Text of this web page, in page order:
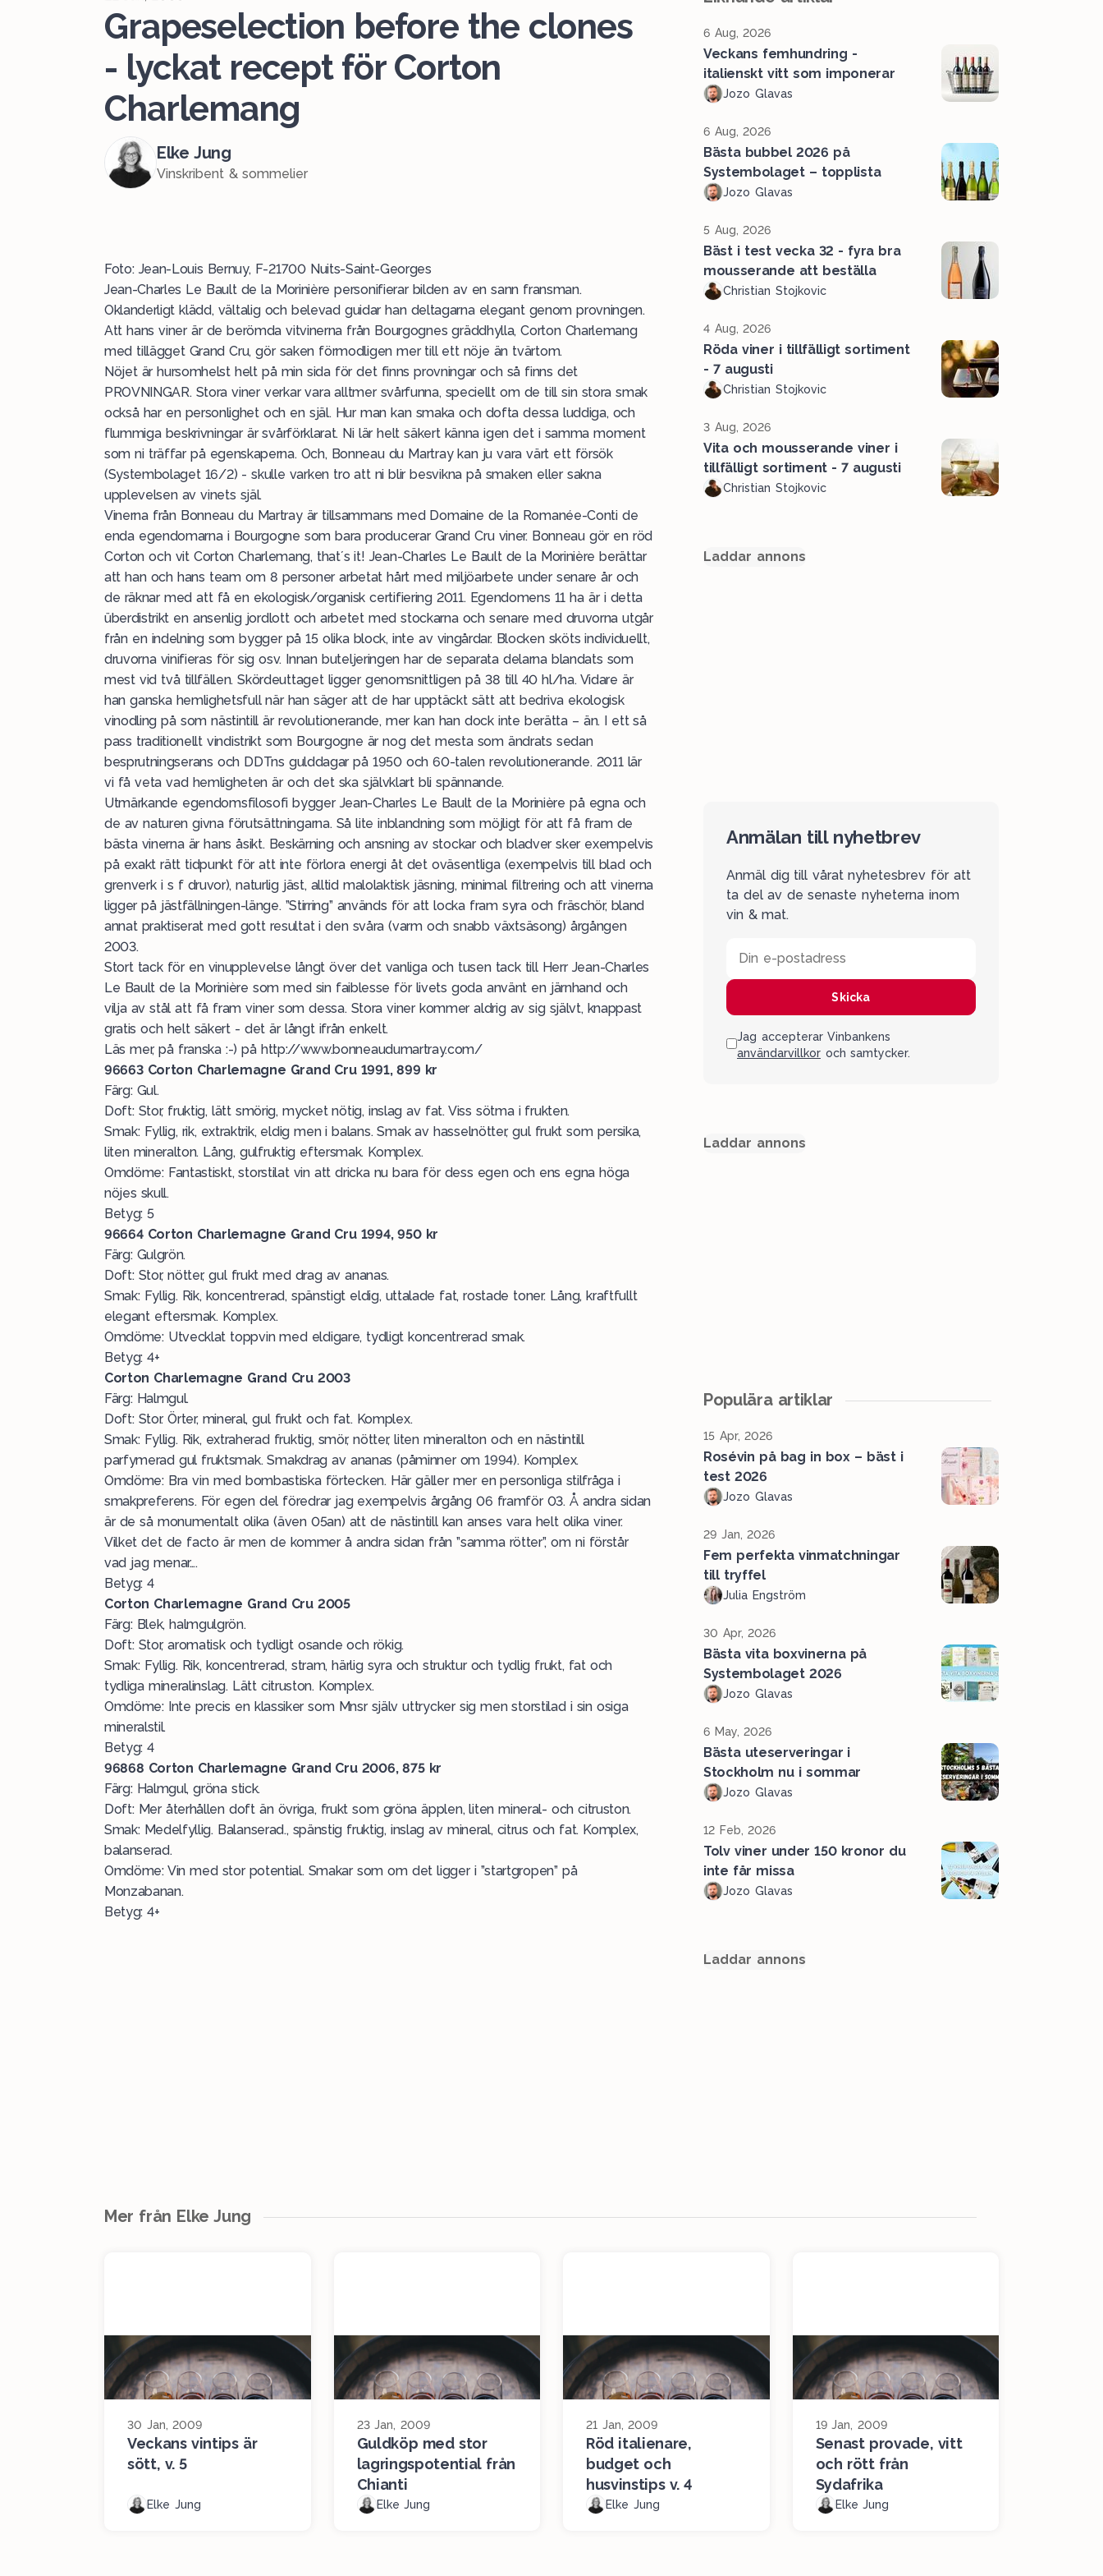
Grapeselection before the clones
- lyckat recept för Corton
Charlemang
Elke Jung
Vinskribent & sommelier
Foto: Jean-Louis Bernuy, F-21700 Nuits-Saint-Georges
Jean-Charles Le Bault de la Morinière personifierar bilden av en sann fransman.
Oklanderligt klädd, vältalig och belevad guidar han deltagarna elegant genom provningen.
Att hans viner är de berömda vitvinerna från Bourgognes gräddhylla, Corton Charlemang
med tillägget Grand Cru, gör saken förmodligen mer till ett nöje än tvärtom.
Nöjet är hursomhelst helt på min sida för det finns provningar och så finns det
PROVNINGAR. Stora viner verkar vara alltmer svårfunna, speciellt om de till sin stora smak
också har en personlighet och en själ. Hur man kan smaka och dofta dessa luddiga, och
flummiga beskrivningar är svårförklarat. Ni lär helt säkert känna igen det i samma moment
som ni träffar på egenskaperna. Och, Bonneau du Martray kan ju vara värt ett försök
(Systembolaget 16/2) - skulle varken tro att ni blir besvikna på smaken eller sakna
upplevelsen av vinets själ.
Vinerna från Bonneau du Martray är tillsammans med Domaine de la Romanée-Conti de
enda egendomarna i Bourgogne som bara producerar Grand Cru viner. Bonneau gör en röd
Corton och vit Corton Charlemang, that´s it! Jean-Charles Le Bault de la Morinière berättar
att han och hans team om 8 personer arbetat hårt med miljöarbete under senare år och
de räknar med att få en ekologisk/organisk certifiering 2011. Egendomens 11 ha är i detta
überdistrikt en ansenlig jordlott och arbetet med stockarna och senare med druvorna utgår
från en indelning som bygger på 15 olika block, inte av vingårdar. Blocken sköts individuellt,
druvorna vinifieras för sig osv. Innan buteljeringen har de separata delarna blandats som
mest vid två tillfällen. Skördeuttaget ligger genomsnittligen på 38 till 40 hl/ha. Vidare är
han ganska hemlighetsfull när han säger att de har upptäckt sätt att bedriva ekologisk
vinodling på som nästintill är revolutionerande, mer kan han dock inte berätta – än. I ett så
pass traditionellt vindistrikt som Bourgogne är nog det mesta som ändrats sedan
besprutningserans och DDTns gulddagar på 1950 och 60-talen revolutionerande. 2011 lär
vi få veta vad hemligheten är och det ska självklart bli spännande.
Utmärkande egendomsfilosofi bygger Jean-Charles Le Bault de la Morinière på egna och
de av naturen givna förutsättningarna. Så lite inblandning som möjligt för att få fram de
bästa vinerna är hans åsikt. Beskärning och ansning av stockar och bladver sker exempelvis
på exakt rätt tidpunkt för att inte förlora energi åt det oväsentliga (exempelvis till blad och
grenverk i s f druvor), naturlig jäst, alltid malolaktisk jäsning, minimal filtrering och att vinerna
ligger på jästfällningen-länge. ”Stirring” används för att locka fram syra och fräschör, bland
annat praktiserat med gott resultat i den svåra (varm och snabb växtsäsong) årgången
2003.
Stort tack för en vinupplevelse långt över det vanliga och tusen tack till Herr Jean-Charles
Le Bault de la Morinière som med sin faiblesse för livets goda använt en järnhand och
vilja av stål att få fram viner som dessa. Stora viner kommer aldrig av sig självt, knappast
gratis och helt säkert - det är långt ifrån enkelt.
Läs mer, på franska :-) på http://www.bonneaudumartray.com/
96663 Corton Charlemagne Grand Cru 1991, 899 kr
Färg: Gul.
Doft: Stor, fruktig, lätt smörig, mycket nötig, inslag av fat. Viss sötma i frukten.
Smak: Fyllig, rik, extraktrik, eldig men i balans. Smak av hasselnötter, gul frukt som persika,
liten mineralton. Lång, gulfruktig eftersmak. Komplex.
Omdöme: Fantastiskt, storstilat vin att dricka nu bara för dess egen och ens egna höga
nöjes skull.
Betyg: 5
96664 Corton Charlemagne Grand Cru 1994, 950 kr
Färg: Gulgrön.
Doft: Stor, nötter, gul frukt med drag av ananas.
Smak: Fyllig. Rik, koncentrerad, spänstigt eldig, uttalade fat, rostade toner. Lång, kraftfullt
elegant eftersmak. Komplex.
Omdöme: Utvecklat toppvin med eldigare, tydligt koncentrerad smak.
Betyg: 4+
Corton Charlemagne Grand Cru 2003
Färg: Halmgul.
Doft: Stor. Örter, mineral, gul frukt och fat. Komplex.
Smak: Fyllig. Rik, extraherad fruktig, smör, nötter, liten mineralton och en nästintill
parfymerad gul fruktsmak. Smakdrag av ananas (påminner om 1994). Komplex.
Omdöme: Bra vin med bombastiska förtecken. Här gäller mer en personliga stilfråga i
smakpreferens. För egen del föredrar jag exempelvis årgång 06 framför 03. Å andra sidan
är de så monumentalt olika (även 05an) att de nästintill kan anses vara helt olika viner.
Vilket det de facto är men de kommer å andra sidan från ”samma rötter”, om ni förstår
vad jag menar….
Betyg: 4
Corton Charlemagne Grand Cru 2005
Färg: Blek, halmgulgrön.
Doft: Stor, aromatisk och tydligt osande och rökig.
Smak: Fyllig. Rik, koncentrerad, stram, härlig syra och struktur och tydlig frukt, fat och
tydliga mineralinslag. Lätt citruston. Komplex.
Omdöme: Inte precis en klassiker som Mnsr själv uttrycker sig men storstilad i sin osiga
mineralstil.
Betyg: 4
96868 Corton Charlemagne Grand Cru 2006, 875 kr
Färg: Halmgul, gröna stick.
Doft: Mer återhållen doft än övriga, frukt som gröna äpplen, liten mineral- och citruston.
Smak: Medelfyllig. Balanserad., spänstig fruktig, inslag av mineral, citrus och fat. Komplex,
balanserad.
Omdöme: Vin med stor potential. Smakar som om det ligger i ”startgropen” på
Monzabanan.
Betyg: 4+
6 Aug, 2026
Veckans femhundring -
italienskt vitt som imponerar
Jozo Glavas
6 Aug, 2026
Bästa bubbel 2026 på
Systembolaget – topplista
Jozo Glavas
5 Aug, 2026
Bäst i test vecka 32 - fyra bra
mousserande att beställa
Christian Stojkovic
4 Aug, 2026
Röda viner i tillfälligt sortiment
- 7 augusti
Christian Stojkovic
3 Aug, 2026
Vita och mousserande viner i
tillfälligt sortiment - 7 augusti
Christian Stojkovic
Laddar annons
Anmälan till nyhetbrev
Anmäl dig till vårat nyhetesbrev för att
ta del av de senaste nyheterna inom
vin & mat.
Din e-postadress
Skicka
Jag accepterar Vinbankens
användarvillkor och samtycker.
Laddar annons
Populära artiklar
15 Apr, 2026
Rosévin på bag in box – bäst i
test 2026
Jozo Glavas
29 Jan, 2026
Fem perfekta vinmatchningar
till tryffel
Julia Engström
30 Apr, 2026
Bästa vita boxvinerna på
Systembolaget 2026
Jozo Glavas
6 May, 2026
Bästa uteserveringar i
Stockholm nu i sommar
Jozo Glavas
12 Feb, 2026
Tolv viner under 150 kronor du
inte får missa
Jozo Glavas
Laddar annons
Mer från Elke Jung
30 Jan, 2009
Veckans vintips är
sött, v. 5
Elke Jung
23 Jan, 2009
Guldköp med stor
lagringspotential från
Chianti
Elke Jung
21 Jan, 2009
Röd italienare,
budget och
husvinstips v. 4
Elke Jung
19 Jan, 2009
Senast provade, vitt
och rött från
Sydafrika
Elke Jung